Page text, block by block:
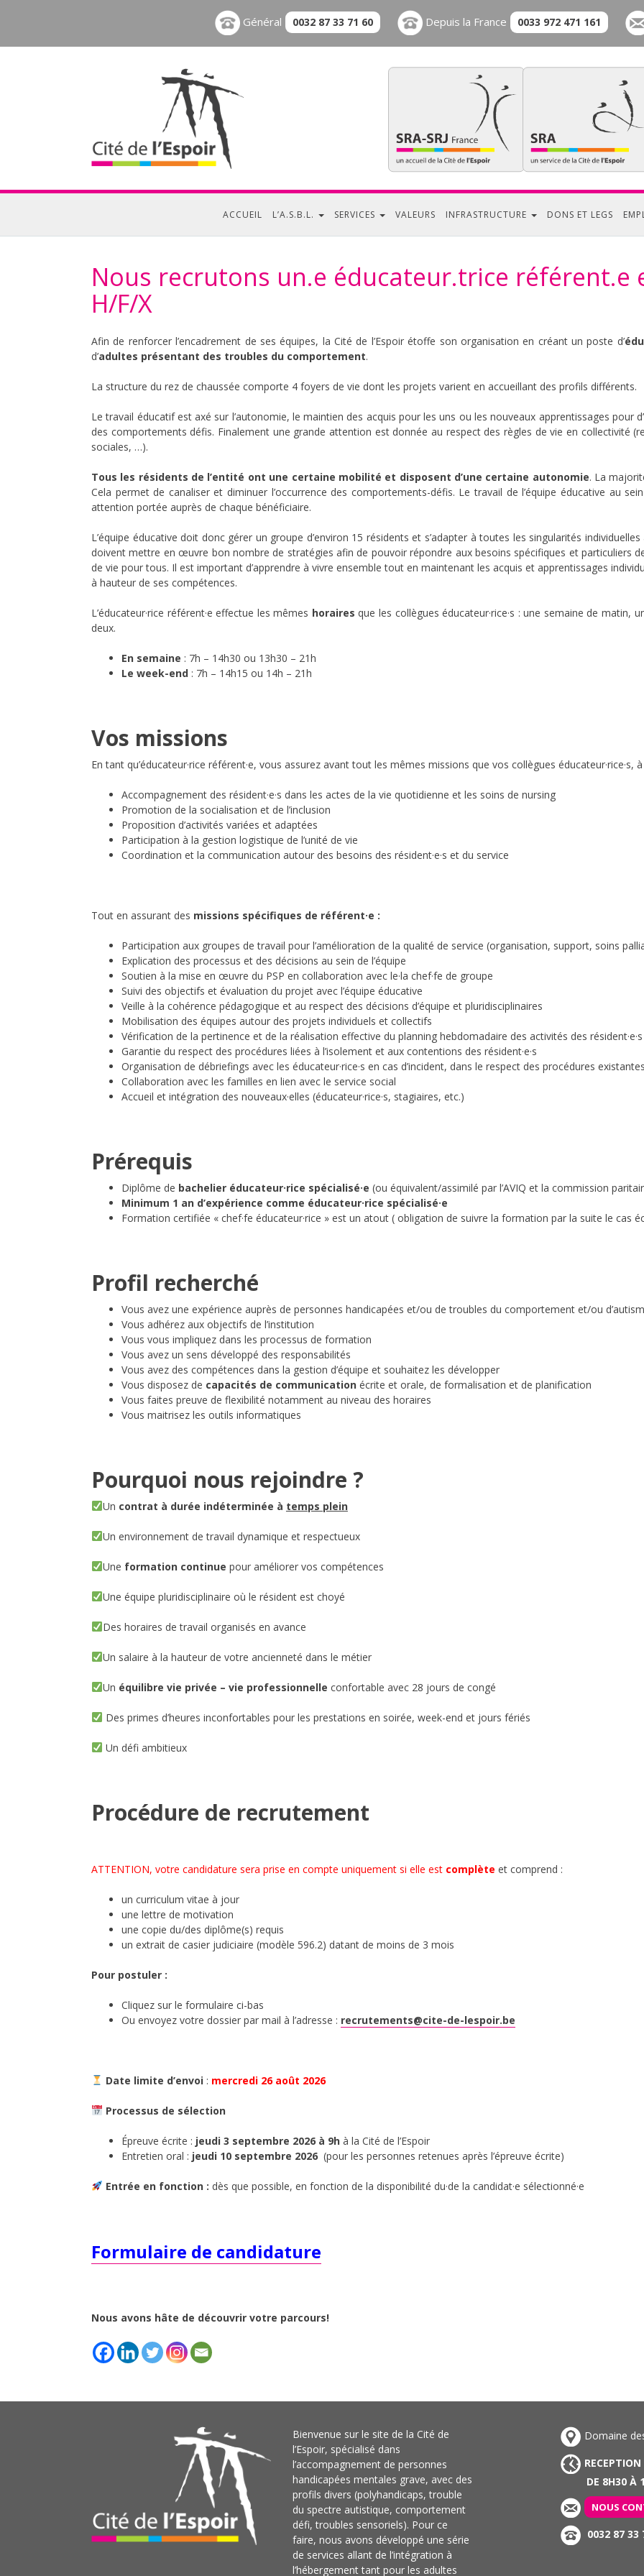
Général 0032 87 33 71 60 Depuis la France 0033 972 471 161
ACCUEIL L’A.S.B.L. SERVICES VALEURS INFRASTRUCTURE DONS ET LEGS
Nous recrutons un.e éducateur.trice référent.e
H/F/X
Afin de renforcer l’encadrement de ses équipes, la Cité de l’Espoir étoffe son organisation en créant un poste d’
d’adultes présentant des troubles du comportement.
La structure du rez de chaussée comporte 4 foyers de vie dont les projets varient en accueillant des profils différents.
Le travail éducatif est axé sur l’autonomie, le maintien des acquis pour les uns ou les nouveaux apprentissages pour
des comportements défis. Finalement une grande attention est donnée au respect des règles de vie en collectivité
sociales, …).
Tous les résidents de l’entité ont une certaine mobilité et disposent d’une certaine autonomie. La
Cela permet de canaliser et diminuer l’occurrence des comportements-défis. Le travail de l’équipe éducative au
attention portée auprès de chaque bénéficiaire.
L’équipe éducative doit donc gérer un groupe d’environ 15 résidents et s’adapter à toutes les singularités
doivent mettre en œuvre bon nombre de stratégies afin de pouvoir répondre aux besoins spécifiques et particuliers
de vie pour tous. Il est important d’apprendre à vivre ensemble tout en maintenant les acquis et apprentissages
à hauteur de ses compétences.
L’éducateur·rice référent·e effectue les mêmes horaires que les collègues éducateur·rice·s : une semaine de matin,
deux.
En semaine : 7h – 14h30 ou 13h30 – 21h
Le week-end : 7h – 14h15 ou 14h – 21h
Vos missions
En tant qu’éducateur·rice référent·e, vous assurez avant tout les mêmes missions que vos collègues éducateur·rice·s,
Accompagnement des résident·e·s dans les actes de la vie quotidienne et les soins de nursing
Promotion de la socialisation et de l’inclusion
Proposition d’activités variées et adaptées
Participation à la gestion logistique de l’unité de vie
Coordination et la communication autour des besoins des résident·e·s et du service
Tout en assurant des missions spécifiques de référent·e :
Participation aux groupes de travail pour l’amélioration de la qualité de service (organisation, support, soins
Explication des processus et des décisions au sein de l’équipe
Soutien à la mise en œuvre du PSP en collaboration avec le·la chef·fe de groupe
Suivi des objectifs et évaluation du projet avec l’équipe éducative
Veille à la cohérence pédagogique et au respect des décisions d’équipe et pluridisciplinaires
Mobilisation des équipes autour des projets individuels et collectifs
Vérification de la pertinence et de la réalisation effective du planning hebdomadaire des activités des résident·e·s
Garantie du respect des procédures liées à l’isolement et aux contentions des résident·e·s
Organisation de débriefings avec les éducateur·rice·s en cas d’incident, dans le respect des procédures
Collaboration avec les familles en lien avec le service social
Accueil et intégration des nouveaux·elles (éducateur·rice·s, stagiaires, etc.)
Prérequis
Diplôme de bachelier éducateur·rice spécialisé·e (ou équivalent/assimilé par l’AVIQ et la commission
Minimum 1 an d’expérience comme éducateur·rice spécialisé·e
Formation certifiée « chef·fe éducateur·rice » est un atout ( obligation de suivre la formation par la suite le cas
Profil recherché
Vous avez une expérience auprès de personnes handicapées et/ou de troubles du comportement et/ou
Vous adhérez aux objectifs de l’institution
Vous vous impliquez dans les processus de formation
Vous avez un sens développé des responsabilités
Vous avez des compétences dans la gestion d’équipe et souhaitez les développer
Vous disposez de capacités de communication écrite et orale, de formalisation et de planification
Vous faites preuve de flexibilité notamment au niveau des horaires
Vous maitrisez les outils informatiques
Pourquoi nous rejoindre ?
Un contrat à durée indéterminée à temps plein
Un environnement de travail dynamique et respectueux
Une formation continue pour améliorer vos compétences
Une équipe pluridisciplinaire où le résident est choyé
Des horaires de travail organisés en avance
Un salaire à la hauteur de votre ancienneté dans le métier
Un équilibre vie privée – vie professionnelle confortable avec 28 jours de congé
Des primes d’heures inconfortables pour les prestations en soirée, week-end et jours fériés
Un défi ambitieux
Procédure de recrutement
ATTENTION, votre candidature sera prise en compte uniquement si elle est complète et comprend :
un curriculum vitae à jour
une lettre de motivation
une copie du/des diplôme(s) requis
un extrait de casier judiciaire (modèle 596.2) datant de moins de 3 mois
Pour postuler :
Cliquez sur le formulaire ci-bas
Ou envoyez votre dossier par mail à l’adresse : recrutements@cite-de-lespoir.be
Date limite d’envoi: mercredi 26 août 2026
Processus de sélection
Épreuve écrite : jeudi 3 septembre 2026 à 9h à la Cité de l’Espoir
Entretien oral : jeudi 10 septembre 2026 (pour les personnes retenues après l’épreuve écrite)
Entrée en fonction : dès que possible, en fonction de la disponibilité du·de la candidat·e sélectionné·e
Formulaire de candidature
Nous avons hâte de découvrir votre parcours!
Bienvenue sur le site de la Cité de
l’Espoir, spécialisé dans
l’accompagnement de personnes
handicapées mentales grave, avec des
profils divers (polyhandicaps, trouble
du spectre autistique, comportement
défi, troubles sensoriels). Pour ce
faire, nous avons développé une série
de services allant de l’intégration à
l’hébergement tant pour les adultes
Domaine
DE 8H30 À
NOUS
0032 87 33